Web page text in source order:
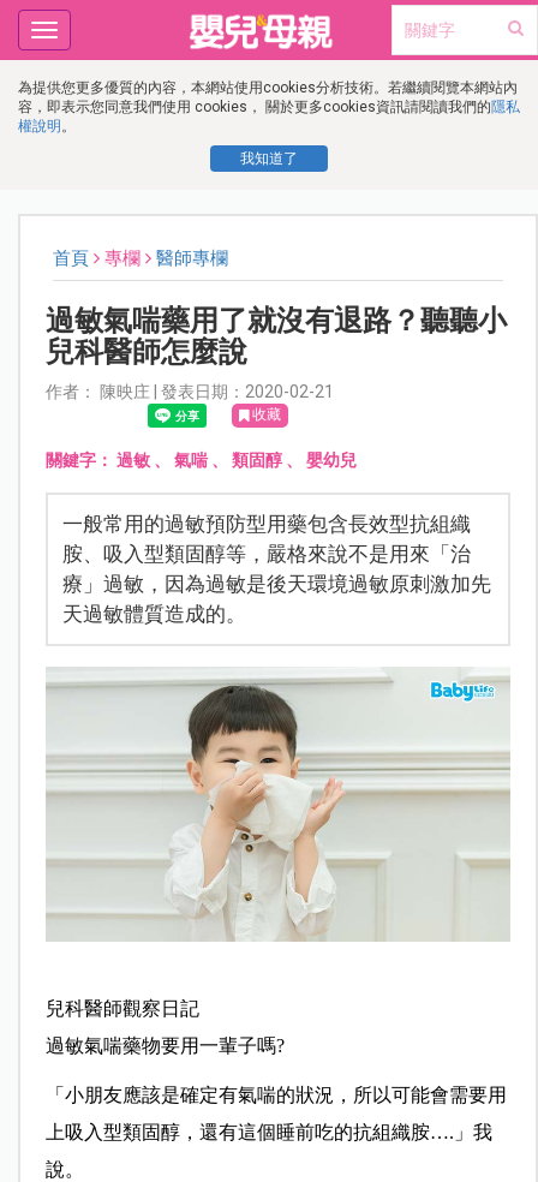
為提供您更多優質的內容，本網站使用cookies分析技術。若繼續閱覽本網站內
容，即表示您同意我們使用 cookies， 關於更多cookies資訊請閱讀我們的隱私
權說明 。
我知道了
Toggle
navigation
首頁 專欄 醫師專欄
過敏氣喘藥用了就沒有退路？聽聽小
兒科醫師怎麼說
作者： 陳映庄 | 發表日期：2020-02-21
收藏
關鍵字： 過敏、 氣喘、 類固醇、 嬰幼兒
一般常用的過敏預防型用藥包含長效型抗組織
胺、吸入型類固醇等，嚴格來說不是用來「治
療」過敏，因為過敏是後天環境過敏原刺激加先
天過敏體質造成的。
兒科醫師觀察日記
過敏氣喘藥物要用一輩子嗎?
「小朋友應該是確定有氣喘的狀況，所以可能會需要用
上吸入型類固醇，還有這個睡前吃的抗組織胺….」我
說。